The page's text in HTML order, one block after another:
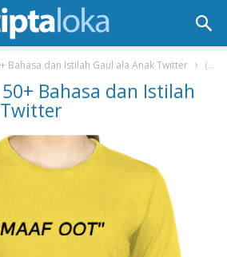
Bahasa dan Istilah Gaul ala Anak Twitter (Update 2022) 50+ Bahasa dan Istilah Gaul ala Anak Twitter
Bahasa dan Istilah